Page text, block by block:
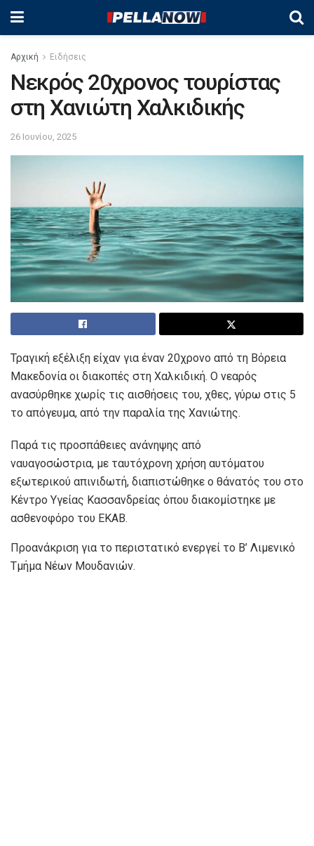
Αρχική Ειδήσεις
Νεκρός 20χρονος τουρίστας
στη Χανιώτη Χαλκιδικής
26 Ιουνίου, 2025
Τραγική εξέλιξη είχαν για έναν 20χρονο από τη Βόρεια
Μακεδονία οι διακοπές στη Χαλκιδική. Ο νεαρός
ανασύρθηκε χωρίς τις αισθήσεις του, χθες, γύρω στις 5
το απόγευμα, από την παραλία της Χανιώτης.
Παρά τις προσπάθειες ανάνηψης από
ναυαγοσώστρια, με ταυτόχρονη χρήση αυτόματου
εξωτερικού απινιδωτή, διαπιστώθηκε ο θάνατός του στο
Κέντρο Υγείας Κασσανδρείας όπου διακομίστηκε με
ασθενοφόρο του ΕΚΑΒ.
Προανάκριση για το περιστατικό ενεργεί το Β’ Λιμενικό
Τμήμα Νέων Μουδανιών.